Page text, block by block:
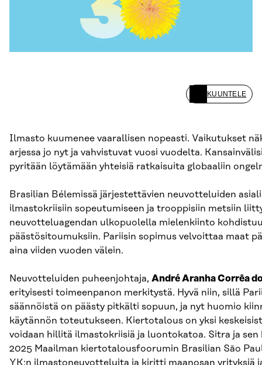
KUUNTELE
Ilmasto kuumenee vaarallisen nopeasti. Vaikutukset
arjessa jo nyt ja vahvistuvat vuosi vuodelta.
pyritään löytämään yhteisiä ratkaisuita globaaliin
Brasilian Bélemissä järjestettävien neuvotteluiden
ilmastokriisiin sopeutumiseen ja trooppisiin metsiin
neuvotteluagendan ulkopuolella mielenkiinto
päästösitoumuksiin. Pariisin sopimus velvoittaa maat
aina viiden vuoden välein.
Neuvotteluiden puheenjohtaja, André Aranha Corrêa
erityisesti toimeenpanon merkitystä. Hyvä niin, sillä
säännöistä on päästy pitkälti sopuun, ja nyt huomio
käytännön toteutukseen. Kiertotalous on yksi
voidaan hillitä ilmastokriisiä ja luontokatoa. Sitra ja
2025 Maailman kiertotalousfoorumin Brasilian São
YK:n ilmastoneuvotteluita ja kiritti maanosan yrityksiä